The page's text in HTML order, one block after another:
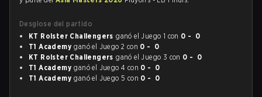
Desglose del partido
KT Rolster Challengers ganó el Juego 1 con 0 - 0
T1 Academy ganó el Juego 2 con 0 - 0
KT Rolster Challengers ganó el Juego 3 con 0 - 0
T1 Academy ganó el Juego 4 con 0 - 0
T1 Academy ganó el Juego 5 con 0 - 0